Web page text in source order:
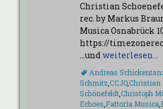
Christian
rec. by Markus
Musica Osnabrück
https://
…undweiterlesen…
Schlagworte
Andreas
Schmitz CCJO,Christian
Schönefeldt,Christoph
Echoes Fattoria Musica